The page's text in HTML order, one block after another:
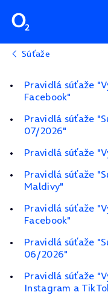
Súťaže
Pravidlá súťaže
Facebook"
Pravidlá súťaže
07/2026"
Pravidlá súťaže
Pravidlá súťaže
Maldivy"
Pravidlá súťaže
Facebook"
Pravidlá súťaže
06/2026"
Pravidlá súťaže
Instagram a